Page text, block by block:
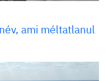
ami méltatlanul